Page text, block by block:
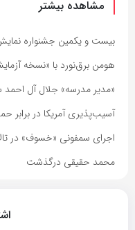
مشاهده بیشتر
بیست و یکمین جشنواره
هومن برق‌نورد با «نسخه
«مدیر مدرسه» جلال آل
آسیب‌پذیری آمریکا در
اجرای سمفونی «خسوف» در
محمد حقیقی درگذشت